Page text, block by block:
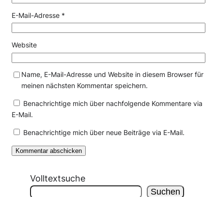
E-Mail-Adresse *
Website
Name, E-Mail-Adresse und Website in diesem Browser für
meinen nächsten Kommentar speichern.
Benachrichtige mich über nachfolgende Kommentare via
E-Mail.
Benachrichtige mich über neue Beiträge via E-Mail.
Volltextsuche
Suchen